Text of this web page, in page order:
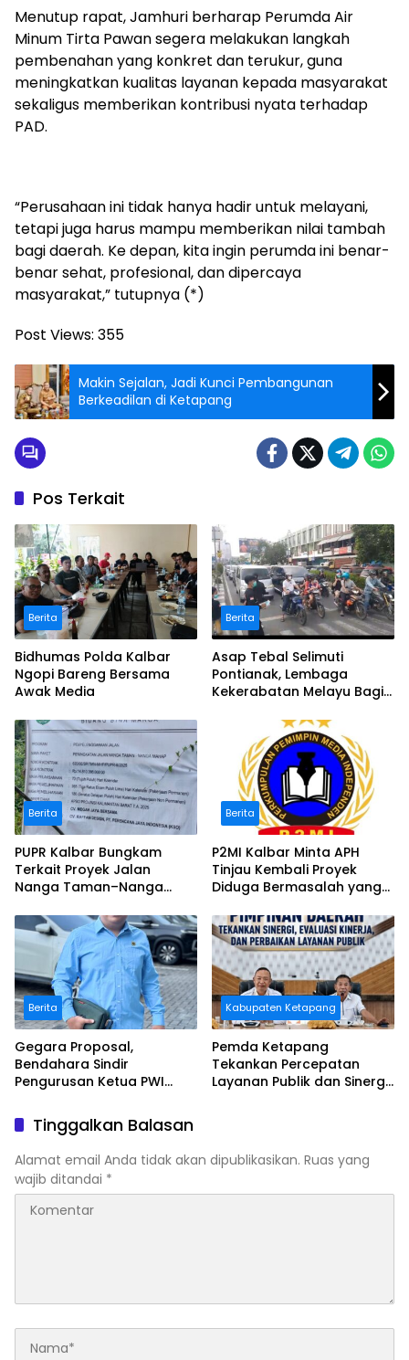
Menutup rapat, Jamhuri berharap Perumda Air
Minum Tirta Pawan segera melakukan langkah
pembenahan yang konkret dan terukur, guna
meningkatkan kualitas layanan kepada masyarakat
sekaligus memberikan kontribusi nyata terhadap
PAD.
“Perusahaan ini tidak hanya hadir untuk melayani,
tetapi juga harus mampu memberikan nilai tambah
bagi daerah. Ke depan, kita ingin perumda ini benar-
benar sehat, profesional, dan dipercaya
masyarakat,” tutupnya (*)
Post Views: 355
Makin Sejalan, Jadi Kunci Pembangunan
Berkeadilan di Ketapang
Pos Terkait
Berita
Bidhumas Polda Kalbar
Ngopi Bareng Bersama
Awak Media
Berita
Asap Tebal Selimuti
Pontianak, Lembaga
Kekerabatan Melayu Bagi
Berita
PUPR Kalbar Bungkam
Terkait Proyek Jalan
Nanga Taman–Nanga
Bermasalah
Berita
P2MI Kalbar Minta APH
Tinjau Kembali Proyek
Diduga Bermasalah yang
Berita
Gegara Proposal,
Bendahara Sindir
Pengurusan Ketua PWI
Kabupaten Ketapang
Pemda Ketapang
Tekankan Percepatan
Layanan Publik dan Sinergi
Tinggalkan Balasan
Alamat email Anda tidak akan dipublikasikan. Ruas yang
wajib ditandai *